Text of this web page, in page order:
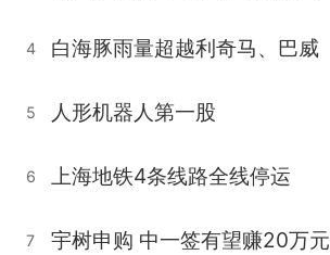
4 白海豚雨量超越利奇马、巴威
5 人形机器人第一股
6 上海地铁4条线路全线停运
7 宇树申购 中一签有望赚20万元